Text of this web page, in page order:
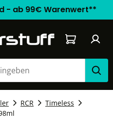
- ab 99€ Warenwert**
Warenkorb
RCR
Timeless